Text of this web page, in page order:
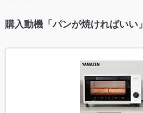
購入動機「パンが焼ければいい」